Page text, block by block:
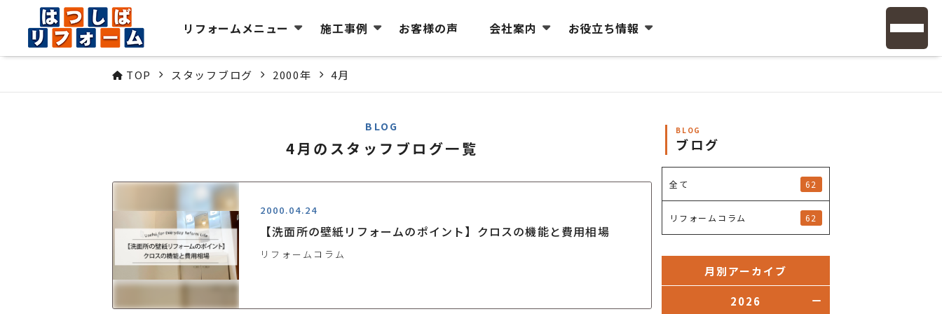
リフォームメニュー 施工事例 お客様の声 会社案内 お役立ち情報
TOP スタッフブログ 2000年 4月
BLOG
4月のスタッフブログ一覧
2000.04.24
【洗面所の壁紙リフォームのポイント】クロスの機能と費用相場
リフォームコラム
BLOG
ブログ
全て 62
リフォームコラム 62
月別アーカイブ
2026